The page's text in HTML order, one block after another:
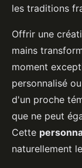
les traditions
Offrir une
mains
moment
personnalisé
d'un proche
que ne peut
Cette
naturellement